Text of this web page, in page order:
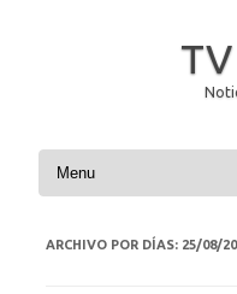
Saltar al contenido
ARCHIVO POR DÍAS: 25/08/